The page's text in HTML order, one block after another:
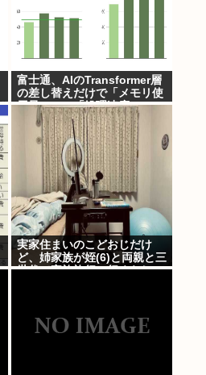
富士通、AIのTransformer層
の差し替えだけで「メモリ使
用量1/10」「処理速度475
倍」になる魔改造を発表
実家住まいのこどおじだけ
ど、姉家族が姪(6)と両親と三
世代で家族旅行に行くらしい